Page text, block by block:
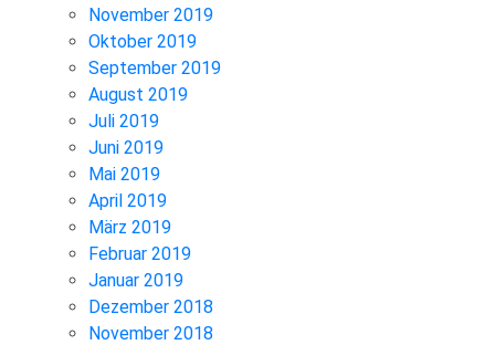
November 2019
Oktober 2019
September 2019
August 2019
Juli 2019
Juni 2019
Mai 2019
April 2019
März 2019
Februar 2019
Januar 2019
Dezember 2018
November 2018